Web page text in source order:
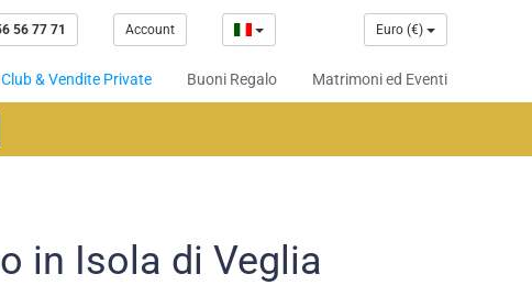
56 77 71 Account Euro (€)
& Vendite Private Buoni Regalo Matrimoni ed Eventi
in Isola di Veglia